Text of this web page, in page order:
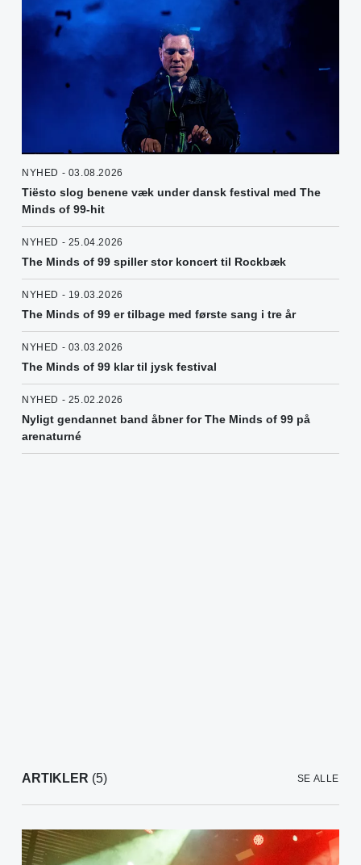
NYHED - 03.08.2026
Tiësto slog benene væk under dansk festival med The
Minds of 99-hit
NYHED - 25.04.2026
The Minds of 99 spiller stor koncert til Rockbæk
NYHED - 19.03.2026
The Minds of 99 er tilbage med første sang i tre år
NYHED - 03.03.2026
The Minds of 99 klar til jysk festival
NYHED - 25.02.2026
Nyligt gendannet band åbner for The Minds of 99 på
arenaturné
ARTIKLER (5) SE ALLE